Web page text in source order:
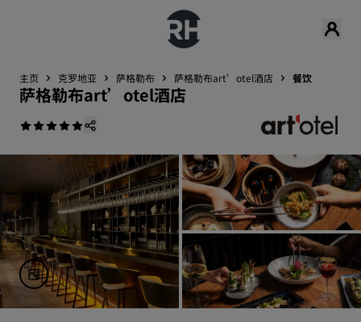
主页 克罗地亚 萨格勒布 萨格勒布art’otel酒店 餐饮
萨格勒布art’otel酒店